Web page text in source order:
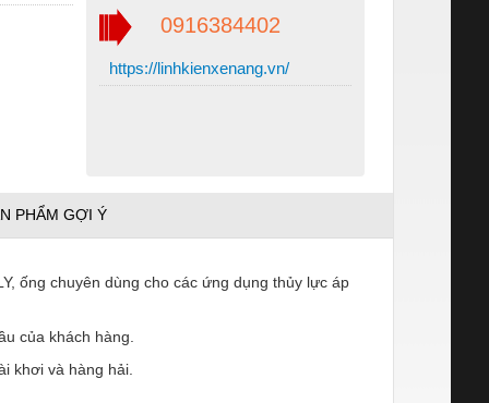
0916384402
https://linhkienxenang.vn/
PHẨM GỢI Ý
ống chuyên dùng cho các ứng dụng thủy lực áp
của khách hàng.
khơi và hàng hải.